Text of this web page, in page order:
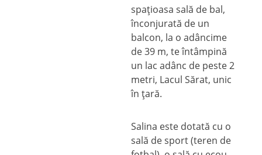
spaţioasa sală de bal,
înconjurată de un
balcon, la o adâncime
de 39 m, te întâmpină
un lac adânc de peste 2
metri, Lacul Sărat, unic
în ţară.
Salina este dotată cu o
sală de sport (teren de